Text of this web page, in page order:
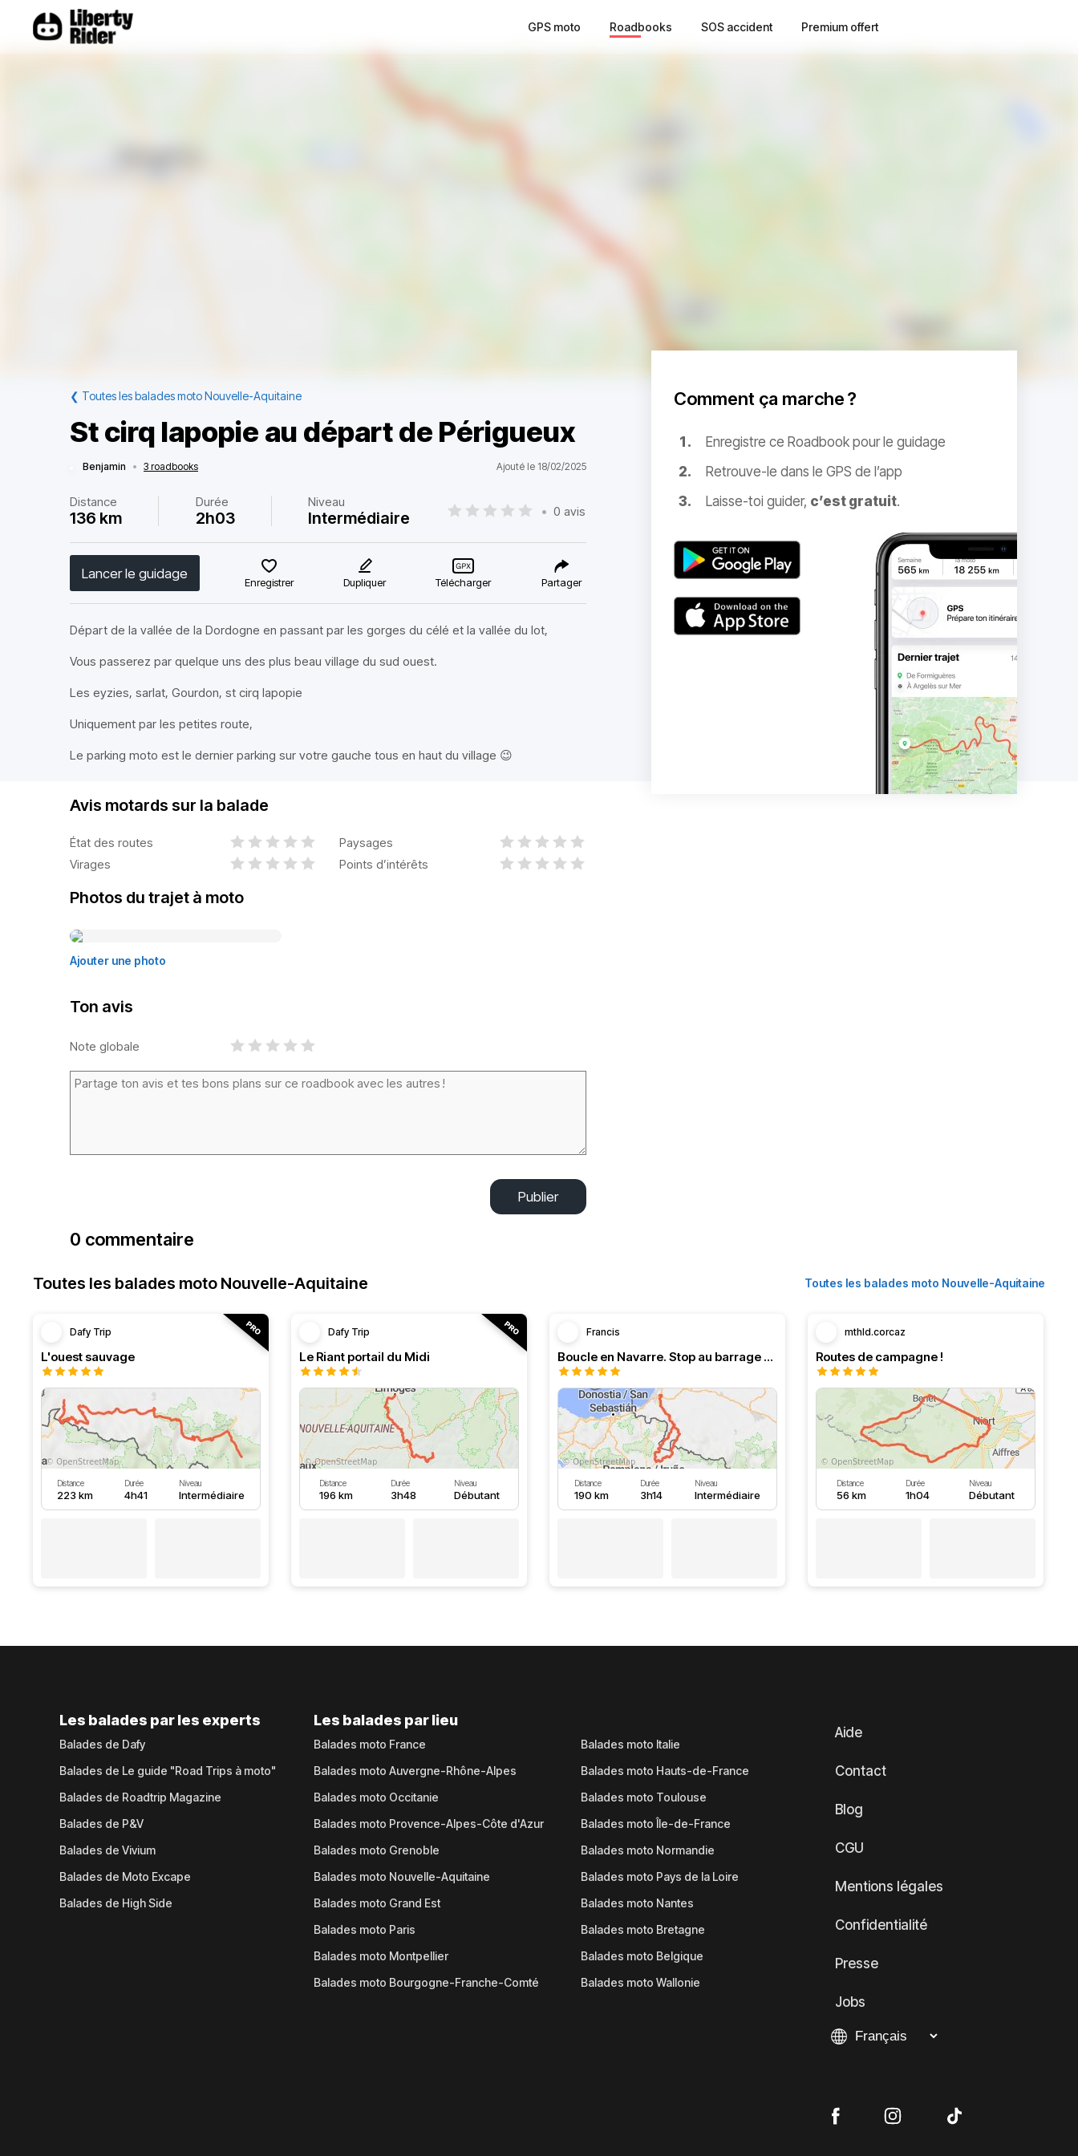
GPS moto Roadbooks SOS accident Premium offert
❮ Toutes les balades moto Nouvelle-Aquitaine
St cirq lapopie au départ de Périgueux
Benjamin • 3 roadbooks Ajouté le 18/02/2025
Distance
136 km
Durée
2h03
Niveau
Intermédiaire • 0 avis
Lancer le guidage
Enregistrer Dupliquer Télécharger Partager
Départ de la vallée de la Dordogne en passant par les gorges du célé et la vallée du lot,
Vous passerez par quelque uns des plus beau village du sud ouest.
Les eyzies, sarlat, Gourdon, st cirq lapopie
Uniquement par les petites route,
Le parking moto est le dernier parking sur votre gauche tous en haut du village 😉
Comment ça marche ?
Enregistre ce Roadbook pour le guidage
Retrouve-le dans le GPS de l’app
Laisse-toi guider, c’est gratuit.
Avis motards sur la balade
État des routes
Paysages
Virages
Points d’intérêts
Photos du trajet à moto
Ajouter une photo
Ton avis
Note globale
Publier
0 commentaire
Toutes les balades moto Nouvelle-Aquitaine Toutes les balades moto Nouvelle-Aquitaine
Dafy Trip
L'ouest sauvage
Distance
223 km
Durée
4h41
Niveau
Intermédiaire
Dafy Trip
Le Riant portail du Midi
Distance
196 km
Durée
3h48
Niveau
Débutant
Francis
Boucle en Navarre. Stop au barrage d’Eugi.
Distance
190 km
Durée
3h14
Niveau
Intermédiaire
mthld.corcaz
Routes de campagne !
Distance
56 km
Durée
1h04
Niveau
Débutant
Les balades par les experts
Balades de Dafy
Balades de Le guide "Road Trips à moto"
Balades de Roadtrip Magazine
Balades de P&V
Balades de Vivium
Balades de Moto Excape
Balades de High Side
Les balades par lieu
Balades moto France
Balades moto Auvergne-Rhône-Alpes
Balades moto Occitanie
Balades moto Provence-Alpes-Côte d'Azur
Balades moto Grenoble
Balades moto Nouvelle-Aquitaine
Balades moto Grand Est
Balades moto Paris
Balades moto Montpellier
Balades moto Bourgogne-Franche-Comté
Balades moto Italie
Balades moto Hauts-de-France
Balades moto Toulouse
Balades moto Île-de-France
Balades moto Normandie
Balades moto Pays de la Loire
Balades moto Nantes
Balades moto Bretagne
Balades moto Belgique
Balades moto Wallonie
Aide
Contact
Blog
CGU
Mentions légales
Confidentialité
Presse
Jobs